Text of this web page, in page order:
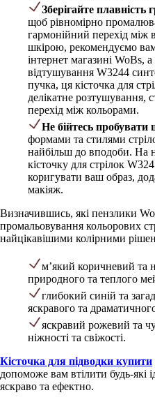
Зберігайте плавність
щоб рівномірно
гармонійний перехід між
шкірою, рекомендуємо
інтернет магазині WoBs,
відтушування W3244
пучка, ця кісточка для
делікатне
перехід між кольорами.
Не бійтесь пробувати
формами та стилями
найбільш до вподоби. На
кісточку для стрілок
коригувати ваш образ,
макіяж.
Визначившись, які пензлики
промальовування кольорових
найцікавішими колірними
м’який коричневий та
природного та теплого
глибокий синій та
яскравого та
яскравий рожевий та
ніжності та свіжості.
Кісточка для підводки купити
допоможе вам втілити будь-які
яскраво та ефектно.